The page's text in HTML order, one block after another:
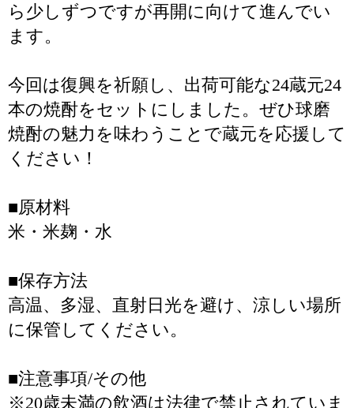
ら少しずつですが再開に向けて進んでい
ます。
今回は復興を祈願し、出荷可能な24蔵元24
本の焼酎をセットにしました。ぜひ球磨
焼酎の魅力を味わうことで蔵元を応援して
ください！
■原材料
米・米麹・水
■保存方法
高温、多湿、直射日光を避け、涼しい場所
に保管してください。
■注意事項/その他
※20歳未満の飲酒は法律で禁止されていま